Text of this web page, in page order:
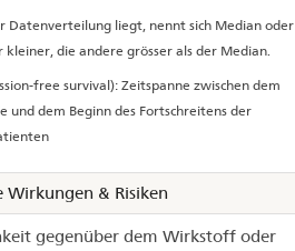
liegt, nennt sich Median oder
die andere grösser als der Median.
free survival): Zeitspanne zwischen dem
und dem Beginn des Fortschreitens der
Wirkungen & Risiken
gegenüber dem Wirkstoff oder